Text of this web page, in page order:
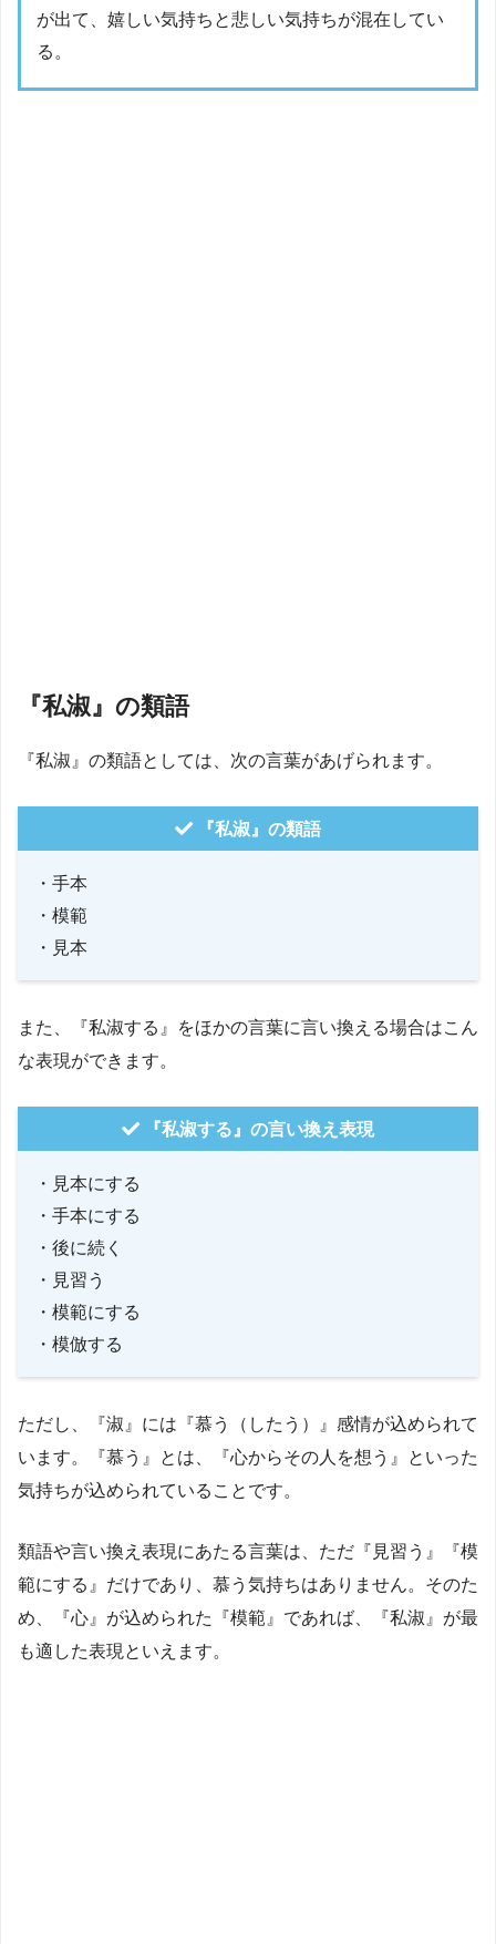
が出て、嬉しい気持ちと悲しい気持ちが混在してい
る。
『私淑』の類語
『私淑』の類語としては、次の言葉があげられます。
『私淑』の類語
・手本
・模範
・見本
また、『私淑する』をほかの言葉に言い換える場合はこん
な表現ができます。
『私淑する』の言い換え表現
・見本にする
・手本にする
・後に続く
・見習う
・模範にする
・模倣する
ただし、『淑』には『慕う（したう）』感情が込められて
います。『慕う』とは、『心からその人を想う』といった
気持ちが込められていることです。
類語や言い換え表現にあたる言葉は、ただ『見習う』『模
範にする』だけであり、慕う気持ちはありません。そのた
め、
『心』が込められた『模範』であれば、『私淑』が最
も適した表現 といえます。